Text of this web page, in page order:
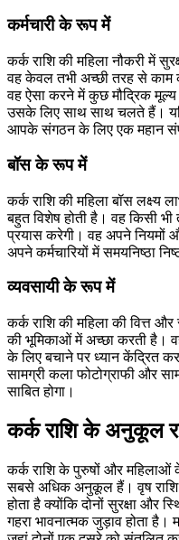
कर्मचारी के रूप में
कर्क राशि की महिला नौकरी में
वह केवल तभी अच्छी तरह से काम
वह ऐसा करने में कुछ मौद्रिक
उसके लिए साथ साथ चलते हैं।
आपके संगठन के लिए एक महान
बॉस के रूप में
कर्क राशि की महिला बॉस लक्ष्य
बहुत विशेष होती है। वह किसी भी
प्रयास करेगी। वह अपने नियमों
अपने कर्मचारियों में समयनिष्ठा
व्यवसायी के रूप में
कर्क राशि की महिला की वित्त
की भूमिकाओं में अच्छा करती है।
के लिए बचाने पर ध्यान केंद्रित
सामग्री कला फोटोग्राफी और
साबित होगा।
कर्क राशि के अनुकूल
कर्क राशि के पुरुषों और महिलाओं
सबसे अधिक अनुकूल हैं। वृष राशि
होता है क्योंकि दोनों सुरक्षा और
गहरा भावनात्मक जुड़ाव होता है।